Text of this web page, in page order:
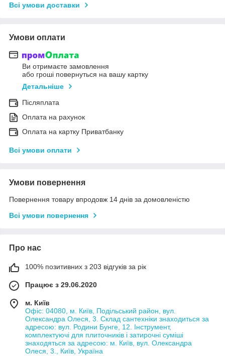
Всі умови доставки
Умови оплати
Ви отримаєте замовлення
або гроші повернуться на вашу картку
Детальніше
Післяплата
Оплата на рахунок
Оплата на картку Приватбанку
Всі умови оплати
Умови повернення
Повернення товару впродовж 14 днів за домовленістю
Всі умови повернення
Про нас
100% позитивних з 203 відгуків за рік
Працює з 29.06.2020
м. Київ
Офіс: 04080, м. Київ, Подільський район, вул.
Олександра Олеся, 3. Склад сантехніки знаходиться за
адресою: вул. Родини Бунге, 12. Інструмент,
комплектуючі для плиточників і затирочні суміші
знаходяться за адресою: м. Київ, вул. Олександра
Олеся, 3., Київ, Україна